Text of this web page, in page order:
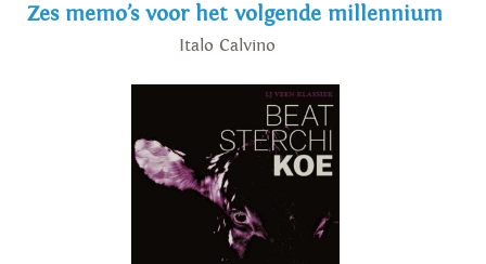
Zes memo’s voor het volgende millennium
Italo Calvino